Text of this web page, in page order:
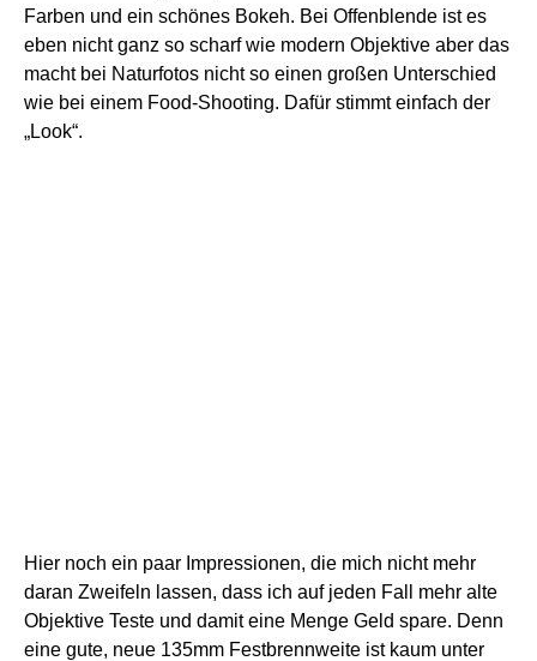
Farben und ein schönes Bokeh. Bei Offenblende ist es
eben nicht ganz so scharf wie modern Objektive aber das
macht bei Naturfotos nicht so einen großen Unterschied
wie bei einem Food-Shooting. Dafür stimmt einfach der
„Look“.
Hier noch ein paar Impressionen, die mich nicht mehr
daran Zweifeln lassen, dass ich auf jeden Fall mehr alte
Objektive Teste und damit eine Menge Geld spare. Denn
eine gute, neue 135mm Festbrennweite ist kaum unter